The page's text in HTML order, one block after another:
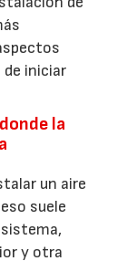
iniciar
la
un aire
suele
y otra